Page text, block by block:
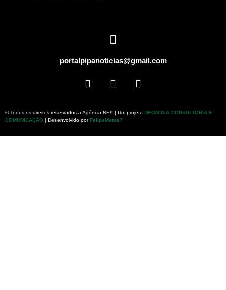
portalpipanoticias@gmail.com
© Todos os direitos reservados a Agência NE9 | Um projeto NEOMIDIA CONSULTORIA E
COMUNICAÇÃO | Desenvolvido porFelipeMatos7